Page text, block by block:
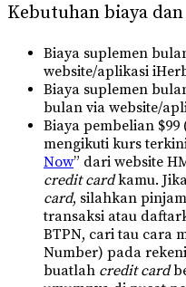
Kebutuhan biaya
Biaya suplemen
website/aplikasi
Biaya suplemen
bulan via website/
Biaya pembelian $99
mengikuti kurs
Now” dari website
credit cardkamu.
card, silahkan
transaksi atau
BTPN, cari tau cara
Number) pada
buatlah credit card